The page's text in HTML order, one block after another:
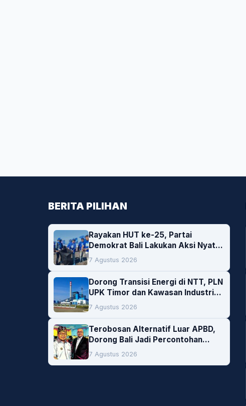
BERITA PILIHAN
Rayakan HUT ke-25, Partai
Demokrat Bali Lakukan Aksi Nyata
Pelestarian Lingkungan
7 Agustus 2026
Dorong Transisi Energi di NTT, PLN
UPK Timor dan Kawasan Industri
Bolok Buka Peluang Investasi
Woodchip untuk Cofiring PLTU
Bolok
7 Agustus 2026
Terobosan Alternatif Luar APBD,
Dorong Bali Jadi Percontohan
Nasional Pembiayaan Daerah
7 Agustus 2026